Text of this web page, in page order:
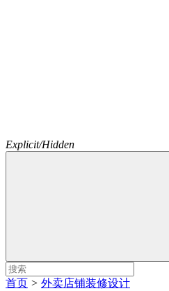
Explicit/Hidden
首页 > 外卖店铺装修设计